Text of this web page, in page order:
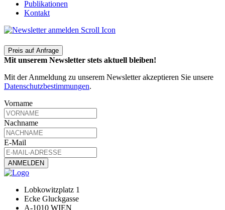
Publikationen
Kontakt
Preis auf Anfrage
Mit unserem Newsletter stets aktuell bleiben!
Mit der Anmeldung zu unserem Newsletter akzeptieren Sie unsere
Datenschutzbestimmungen.
Vorname
Nachname
E-Mail
Lobkowitzplatz 1
Ecke Gluckgasse
A-1010 WIEN